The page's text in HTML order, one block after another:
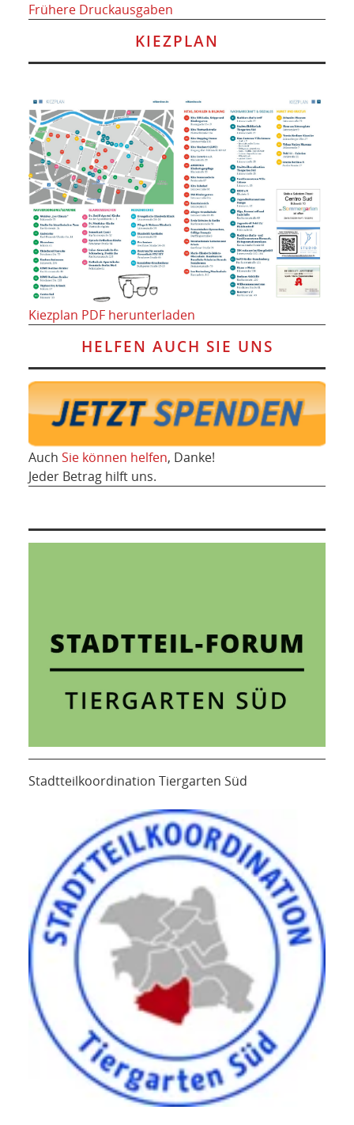
Frühere Druckausgaben
KIEZPLAN
Kiezplan PDF herunterladen
HELFEN AUCH SIE UNS
Auch Sie können helfen, Danke!
Jeder Betrag hilft uns.
Stadtteilkoordination Tiergarten Süd